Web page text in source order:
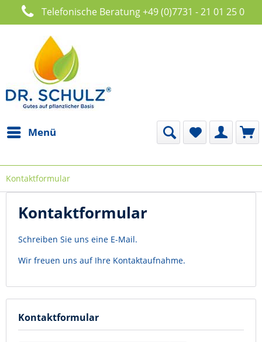
Telefonische Beratung +49 (0)7731 - 21 01 25 0
Menü
Kontaktformular
Kontaktformular
Schreiben Sie uns eine E-Mail.
Wir freuen uns auf Ihre Kontaktaufnahme.
Kontaktformular